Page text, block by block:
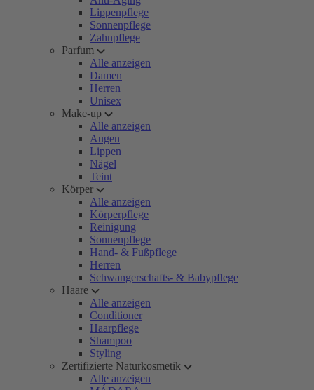
Lippenpflege
Sonnenpflege
Zahnpflege
Parfum
Alle anzeigen
Damen
Herren
Unisex
Make-up
Alle anzeigen
Augen
Lippen
Nägel
Teint
Körper
Alle anzeigen
Körperpflege
Reinigung
Sonnenpflege
Hand- & Fußpflege
Herren
Schwangerschafts- & Babypflege
Haare
Alle anzeigen
Conditioner
Haarpflege
Shampoo
Styling
Zertifizierte Naturkosmetik
Alle anzeigen